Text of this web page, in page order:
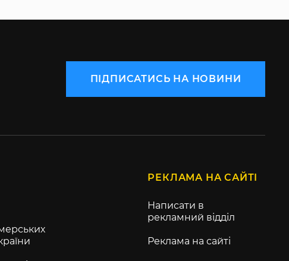
ПІДПИСАТИСЬ НА НОВИНИ
РЕКЛАМА НА САЙТІ
Написати в
рекламний відділ
Реклама на сайті